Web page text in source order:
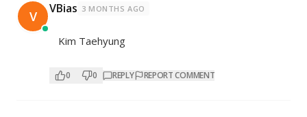
V VBias 3 MONTHS AGO
Kim Taehyung
0 0 REPLY REPORT COMMENT